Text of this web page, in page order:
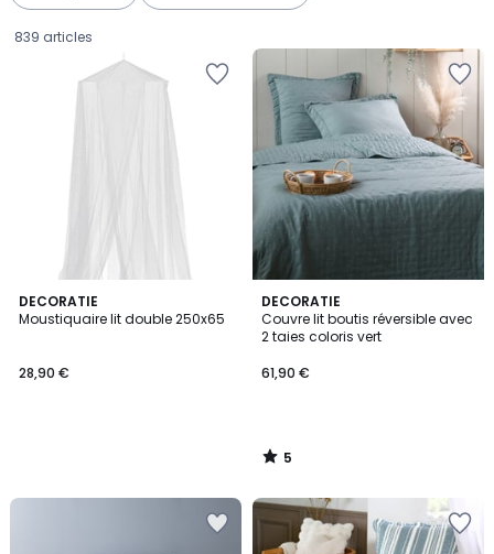
839 articles
DECORATIE
Moustiquaire lit double 250x65
€.
28,90 €
DECORATIE
Couvre lit boutis réversible avec
2 taies coloris vert
61,90 €
5
/
5
5
/